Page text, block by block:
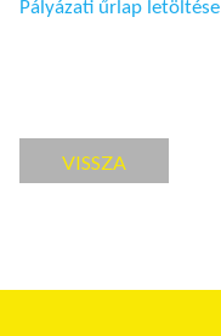
Pályázati űrlap letöltése
VISSZA